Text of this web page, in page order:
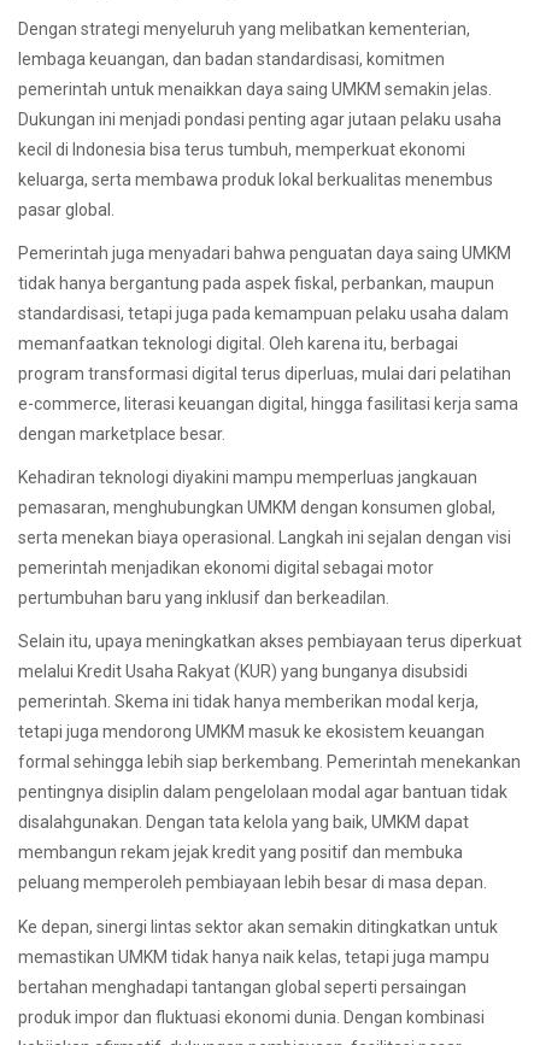
Dengan strategi menyeluruh yang melibatkan kementerian,
lembaga keuangan, dan badan standardisasi, komitmen
pemerintah untuk menaikkan daya saing UMKM semakin jelas.
Dukungan ini menjadi pondasi penting agar jutaan pelaku usaha
kecil di Indonesia bisa terus tumbuh, memperkuat ekonomi
keluarga, serta membawa produk lokal berkualitas menembus
pasar global.
Pemerintah juga menyadari bahwa penguatan daya saing UMKM
tidak hanya bergantung pada aspek fiskal, perbankan, maupun
standardisasi, tetapi juga pada kemampuan pelaku usaha dalam
memanfaatkan teknologi digital. Oleh karena itu, berbagai
program transformasi digital terus diperluas, mulai dari pelatihan
e-commerce, literasi keuangan digital, hingga fasilitasi kerja sama
dengan marketplace besar.
Kehadiran teknologi diyakini mampu memperluas jangkauan
pemasaran, menghubungkan UMKM dengan konsumen global,
serta menekan biaya operasional. Langkah ini sejalan dengan visi
pemerintah menjadikan ekonomi digital sebagai motor
pertumbuhan baru yang inklusif dan berkeadilan.
Selain itu, upaya meningkatkan akses pembiayaan terus diperkuat
melalui Kredit Usaha Rakyat (KUR) yang bunganya disubsidi
pemerintah. Skema ini tidak hanya memberikan modal kerja,
tetapi juga mendorong UMKM masuk ke ekosistem keuangan
formal sehingga lebih siap berkembang. Pemerintah menekankan
pentingnya disiplin dalam pengelolaan modal agar bantuan tidak
disalahgunakan. Dengan tata kelola yang baik, UMKM dapat
membangun rekam jejak kredit yang positif dan membuka
peluang memperoleh pembiayaan lebih besar di masa depan.
Ke depan, sinergi lintas sektor akan semakin ditingkatkan untuk
memastikan UMKM tidak hanya naik kelas, tetapi juga mampu
bertahan menghadapi tantangan global seperti persaingan
produk impor dan fluktuasi ekonomi dunia. Dengan kombinasi